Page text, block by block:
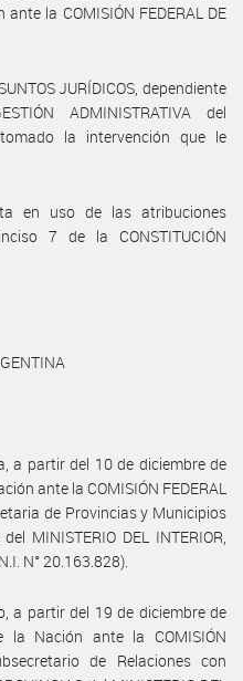
la COMISIÓN FEDERAL DE
JURÍDICOS, dependiente
ADMINISTRATIVA del
tomado la intervención que le
en uso de las atribuciones
7 de la CONSTITUCIÓN
a partir del 10 de diciembre de
ante la COMISIÓN FEDERAL
de Provincias y Municipios
MINISTERIO DEL INTERIOR,
N° 20.163.828).
a partir del 19 de diciembre de
la Nación ante la COMISIÓN
de Relaciones con